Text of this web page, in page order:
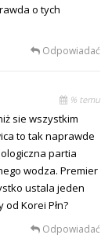
o tych
Odpowiadać
% temu
sie wszystkim
to tak naprawde
partia
wodza. Premier
ustala jeden
Korei Płn?
Odpowiadać